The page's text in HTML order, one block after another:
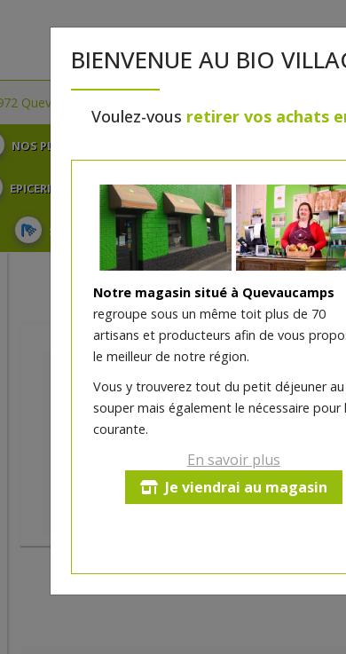
Quevaucamps
NOS PLATEAUX
EPICERIE PLATS TRAITEUR BOULANGERIE /
SOINS ET HYGIÈNE DU CORPS BEAUTÉ
BIENVENUE AU BIO
Voulez-vous retirer vos achats
Notre magasin situé à Quevaucamps
regroupe sous un même toit plus de 70
artisans et producteurs afin de vous
le meilleur de notre région.
Vous y trouverez tout du petit déjeuner au
souper mais également le nécessaire pour
courante.
En savoir plus
Je viendrai au magasin